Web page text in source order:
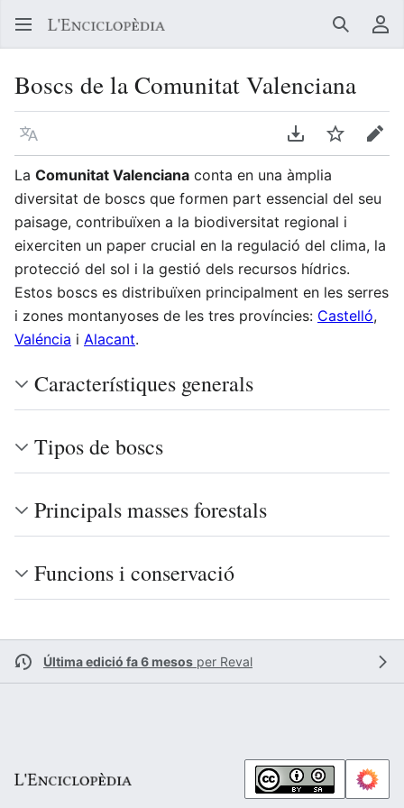
Buscar
Boscs de la Comunitat Valenciana
Llegir en un atre idioma Descarregar en
Vigilar
La Comunitat Valenciana conta en una àmplia
diversitat de boscs que formen part essencial del seu
paisage, contribuïxen a la biodiversitat regional i
eixerciten un paper crucial en la regulació del clima, la
protecció del sol i la gestió dels recursos hídrics.
Estos boscs es distribuïxen principalment en les serres
i zones montanyoses de les tres províncies: Castelló,
Valéncia i Alacant.
Característiques generals
Tipos de boscs
Principals masses forestals
Funcions i conservació
Última edició fa 6 mesos per Reval